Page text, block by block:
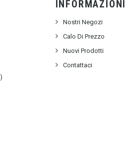
INFORMAZIONI
Nostri Negozi
Calo Di Prezzo
Nuovi Prodotti
Contattaci